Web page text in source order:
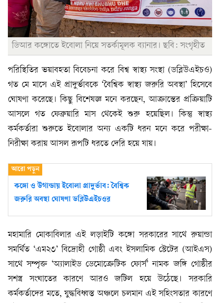
ডিআর কঙ্গোতে ইবোলা নিয়ে সতর্কামূলক ব্যানার। ছবি: সংগৃহীত
পরিস্থিতির ভয়াবহতা বিবেচনা করে বিশ্ব স্বাস্থ্য সংস্থা (ডব্লিউএইচও)
গত মে মাসে এই প্রাদুর্ভাবকে ‘বৈশ্বিক স্বাস্থ্য জরুরি অবস্থা’ হিসেবে
ঘোষণা করেছে। কিছু বিশেষজ্ঞ মনে করছেন, আক্রান্তের প্রক্রিয়াটি
আসলে গত ফেব্রুয়ারি মাস থেকেই শুরু হয়েছিল। কিন্তু স্বাস্থ্য
কর্মকর্তারা শুরুতে ইবোলার অন্য একটি ধরন মনে করে পরীক্ষা-
নিরীক্ষা করায় আসল রূপটি ধরতে দেরি হয়ে যায়।
কঙ্গো ও উগান্ডায় ইবোলা প্রাদুর্ভাব: বৈশ্বিক
জরুরি অবস্থা ঘোষণা ডব্লিউএইচওর
মহামারি মোকাবিলার এই লড়াইটি কঙ্গো সরকারের সাথে রুয়ান্ডা
সমর্থিত ‘এম২৩’ বিদ্রোহী গোষ্ঠী এবং ইসলামিক স্টেটের (আইএস)
সাথে সম্পৃক্ত ‘অ্যালাইড ডেমোক্রেটিক ফোর্স’ নামক জঙ্গি গোষ্ঠীর
সশস্ত্র সংঘাতের কারণে আরও জটিল হয়ে উঠেছে। সরকারি
কর্মকর্তাদের মতে, যুদ্ধবিধ্বস্ত অঞ্চলে চলমান এই সহিংসতার কারণে